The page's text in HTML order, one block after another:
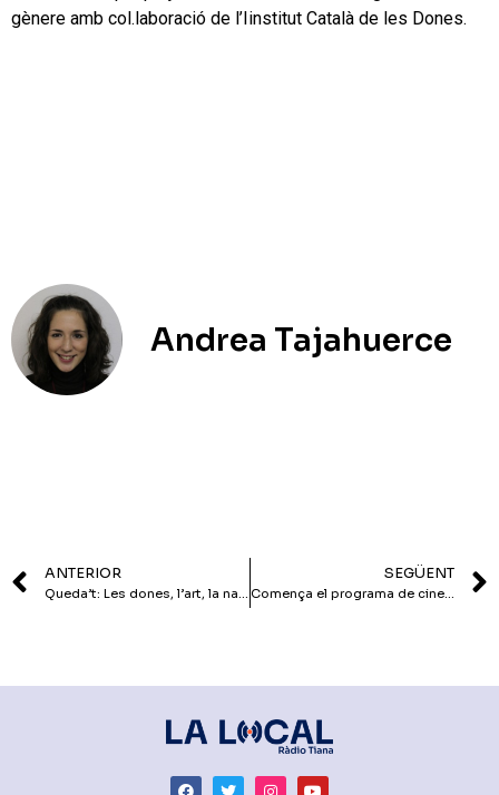
gènere amb col.laboració de l’Iinstitut Català de les Dones.
Andrea Tajahuerce
ANTERIOR
Queda’t: Les dones, l’art, la natura i el bon menjar de Tiana
SEGÜENT
Comença el programa de cinema ‘Fila 6’ a Ràdio Tiana